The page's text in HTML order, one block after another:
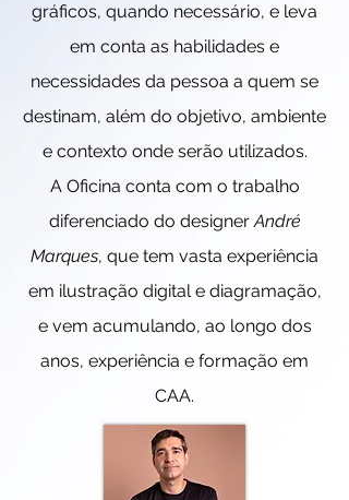
gráficos, quando necessário, e leva
em conta as habilidades e
necessidades da pessoa a quem se
destinam, além do objetivo, ambiente
e contexto onde serão utilizados.
A Oficina conta com o trabalho
diferenciado do designerAndré
Marques, que tem vasta experiência
em ilustração digital e diagramação,
e vem acumulando, ao longo dos
anos, experiência e formação em
CAA.